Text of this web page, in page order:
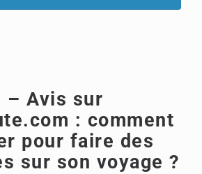
– Avis sur
: comment
pour faire des
sur son voyage ?